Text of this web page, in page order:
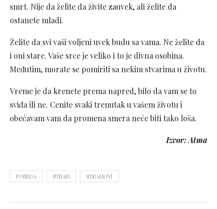
smrt. Nije da želite da živite zauvek, ali želite da
ostanete mladi.
Želite da svi vaši voljeni uvek budu sa vama. Ne želite da
i oni stare. Vaše srce je veliko i to je divna osobina.
Međutim, morate se pomiriti sa nekim stvarima u životu.
Vreme je da krenete prema napred, bilo da vam se to
sviđa ili ne. Cenite svaki trenutak u vašem životu i
obećavam vam da promena smera neće biti tako loša.
Izvor: Atma
POBEDA STRAH STRAHOVI